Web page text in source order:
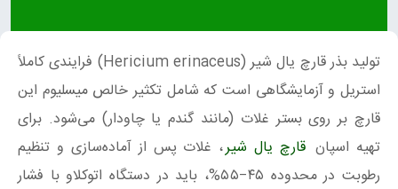
تولید بذر قارچ یال شیر (Hericium erinaceus) فرایندی کاملاً
استریل و آزمایشگاهی است که شامل تکثیر خالص میسلیوم این
قارچ بر روی بستر غلات (مانند گندم یا چاودار) می‌شود. برای
تهیه اسپان قارچ یال شیر، غلات پس از آماده‌سازی و تنظیم
رطوبت در محدوده ۴۵−۵۵%
، باید در دستگاه اتوکلاو با فشار